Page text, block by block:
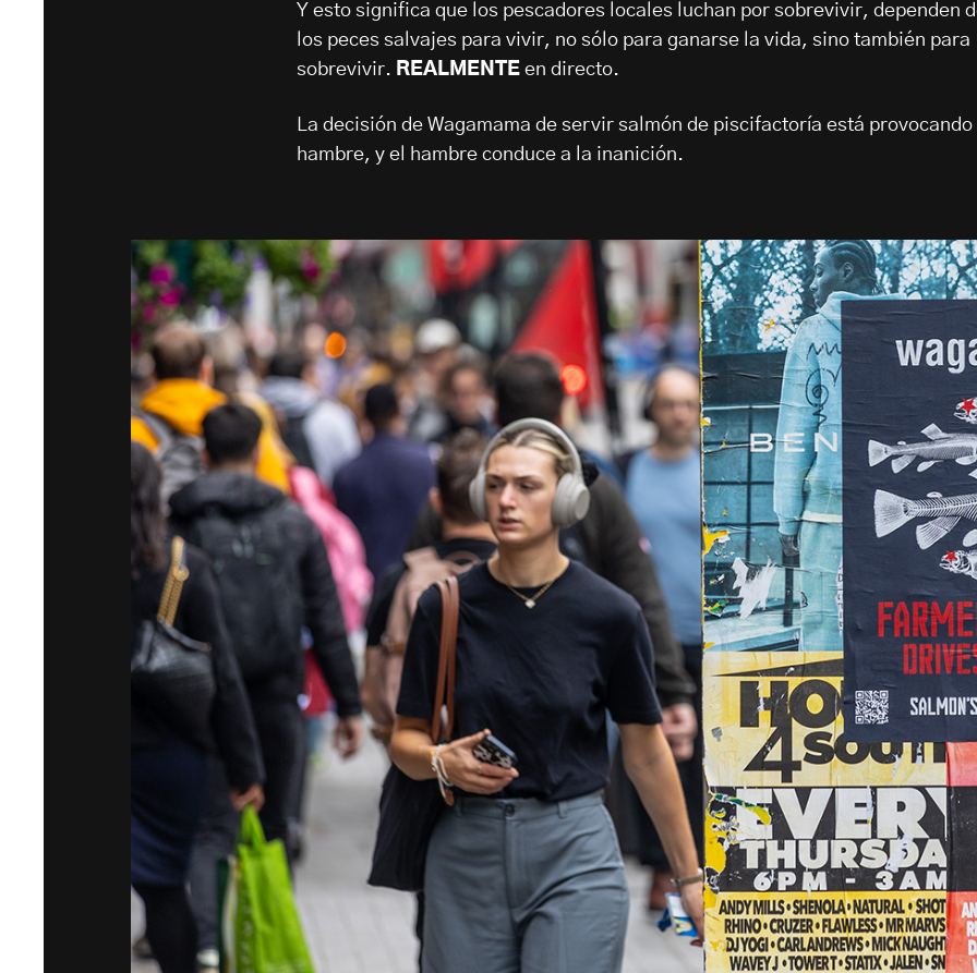
Y esto significa que los pescadores locales luchan por sobrevivir, dependen
los peces salvajes para vivir, no sólo para ganarse la vida, sino también para
sobrevivir. REALMENTE en directo.
La decisión de Wagamama de servir salmón de piscifactoría está provocando
hambre, y el hambre conduce a la inanición.